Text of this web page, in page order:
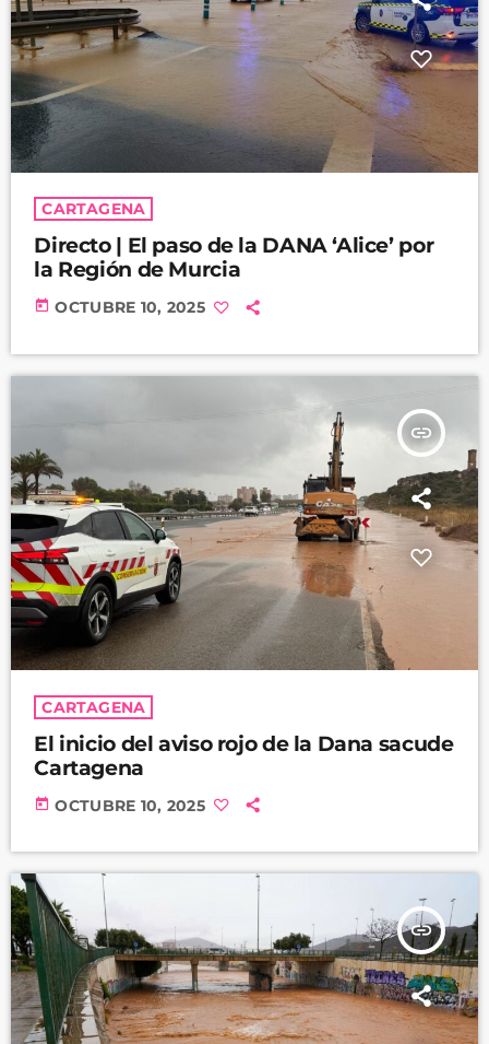
CARTAGENA
Directo | El paso de la DANA ‘Alice’ por
la Región de Murcia
today OCTUBRE 10, 2025
insert_link
CARTAGENA
El inicio del aviso rojo de la Dana sacude
Cartagena
today OCTUBRE 10, 2025
insert_link